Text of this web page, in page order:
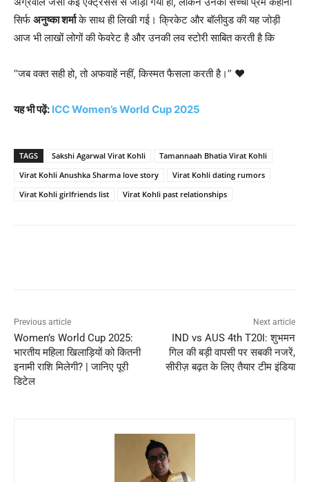
सिर्फअनुष्का शर्माके साथ ही लिखी गई। क्रिकेट और बॉलीवुड की यह जोड़ी
आज भी लाखों लोगों की फेवरेट है और उनकी लव स्टोरी साबित करती है कि
“जब वक्त सही हो, तो अफवाहें नहीं, किस्मत फैसला करती है।” ❤️
यह भी पढ़ें: ICC Women’s World Cup 2025
TAGS Sakshi Agarwal Virat Kohli
Tamannaah Bhatia Virat Kohli
Virat Kohli Anushka Sharma love story
Virat Kohli dating rumors
Virat Kohli girlfriends list
Virat Kohli past relationships
Previous article
Women’s World Cup 2025:
भारतीय महिला खिलाड़ियों को कितनी
इनामी राशि मिलेगी? | जानिए पूरी
डिटेल
Next article
IND vs AUS 4th T20I: शुभमन
गिल की बड़ी वापसी पर सबकी नजरें,
सीरीज़ बढ़त के लिए तैयार टीम इंडिया